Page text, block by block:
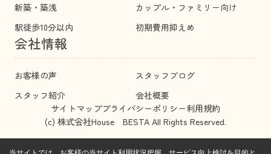
新築・築浅
カップル・ファミリー向け
駅徒歩10分以内
初期費用抑えめ
会社情報
お客様の声
スタッフブログ
スタッフ紹介
会社概要
サイトマッププライバシーポリシー利用規約
(c) 株式会社House BESTA All Rights Reserved.